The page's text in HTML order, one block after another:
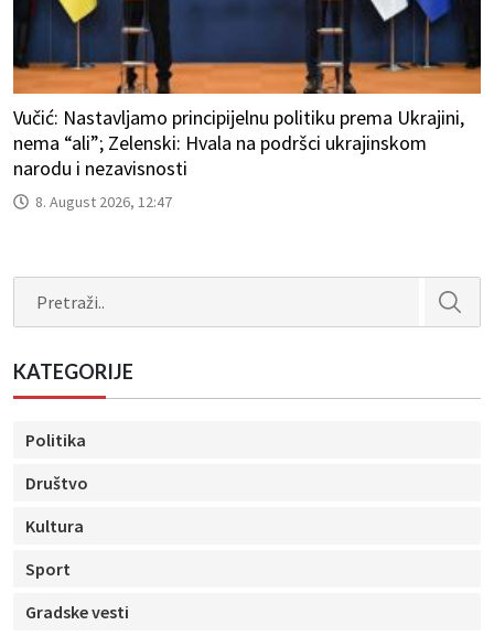
Vučić: Nastavljamo principijelnu politiku prema Ukrajini,
nema “ali”; Zelenski: Hvala na podršci ukrajinskom
narodu i nezavisnosti
8. August 2026, 12:47
KATEGORIJE
Politika
Društvo
Kultura
Sport
Gradske vesti